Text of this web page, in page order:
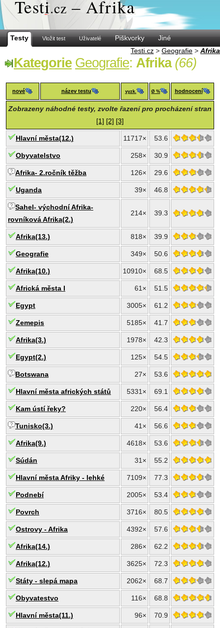
Testi.cz – Afrika
Testy Vložit test Uživatelé Piškvorky
Jiné
Testi.cz > Geografie > Afrika
Kategorie Geografie: Afrika (66)
nové název testu vyzk. Ø % hodnocení
Zobrazeny náhodné testy, zvolte řazení pro procházení stran
[1] [2] [3]
Hlavní města(12.) 11717× 53.6
Obyvatelstvo 258× 30.9
Afrika- 2.ročník těžba 126× 29.6
Uganda 39× 46.8
Sahel- východní Afrika-
rovníková Afrika(2.)
214× 39.3
Afrika(13.) 818× 39.9
Geografie 349× 50.6
Afrika(10.) 10910× 68.5
Africká města I 61× 51.5
Egypt 3005× 61.2
Zemepis 5185× 41.7
Afrika(3.) 1978× 42.3
Egypt(2.) 125× 54.5
Botswana 27× 53.6
Hlavní města afrických států 5331× 69.1
Kam ústí řeky? 220× 56.4
Tunisko(3.) 41× 56.6
Afrika(9.) 4618× 53.6
Súdán 31× 55.2
Hlavní města Afriky - lehké 7109× 77.3
Podnebí 2005× 53.4
Povrch 3716× 80.5
Ostrovy - Afrika 4392× 57.6
Afrika(14.) 286× 62.2
Afrika(12.) 3625× 72.3
Státy - slepá mapa 2062× 68.7
Obyvatestvo 116× 68.8
Hlavní města(11.) 96× 70.9